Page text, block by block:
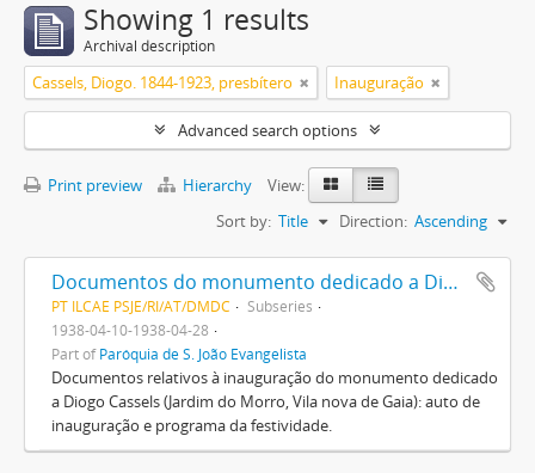
Showing 1 results
Archival description
Cassels, Diogo. 1844-1923, presbítero Inauguração
Advanced search options
Print preview Hierarchy
View:
Sort by: Title Direction: Ascending
Documentos do monumento dedicado a Diogo Cassels
PT ILCAE PSJE/RI/AT/DMDC
Subseries
1938-04-10-1938-04-28
Part ofParóquia de S. João Evangelista
Documentos relativos à inauguração do monumento dedicado
a Diogo Cassels (Jardim do Morro, Vila nova de Gaia): auto de
inauguração e programa da festividade.